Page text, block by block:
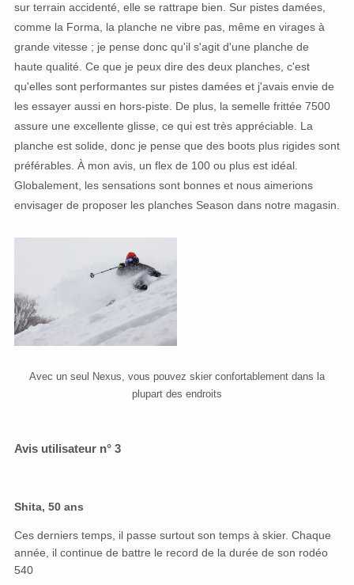
sur terrain accidenté, elle se rattrape bien. Sur pistes damées,
comme la Forma, la planche ne vibre pas, même en virages à
grande vitesse ; je pense donc qu'il s'agit d'une planche de
haute qualité. Ce que je peux dire des deux planches, c'est
qu'elles sont performantes sur pistes damées et j'avais envie de
les essayer aussi en hors-piste. De plus, la semelle frittée 7500
assure une excellente glisse, ce qui est très appréciable. La
planche est solide, donc je pense que des boots plus rigides sont
préférables. À mon avis, un flex de 100 ou plus est idéal.
Globalement, les sensations sont bonnes et nous aimerions
envisager de proposer les planches Season dans notre magasin.
Avec un seul Nexus, vous pouvez skier confortablement dans la
plupart des endroits
Avis utilisateur n° 3
Shita, 50 ans
Ces derniers temps, il passe surtout son temps à skier. Chaque
année, il continue de battre le record de la durée de son rodéo
540